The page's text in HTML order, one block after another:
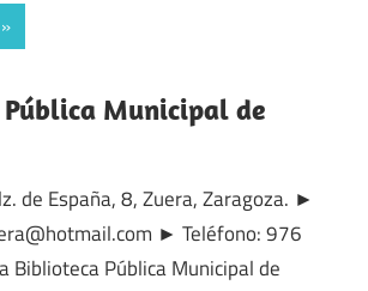
Municipal de
de España, 8, Zuera, Zaragoza. ►
► Teléfono: 976
Pública Municipal de